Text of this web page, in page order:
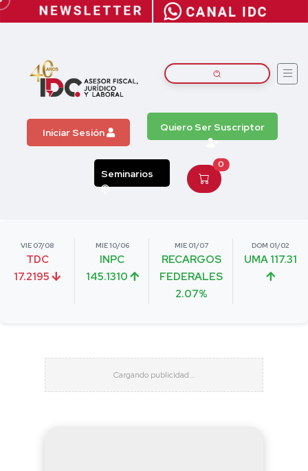
Iniciar Sesión Quiero Ser Suscriptor
Seminarios
0
VIE 07/08
TDC
17.2195
MIE 10/06
INPC
145.1310
MIE 01/07
RECARGOS
FEDERALES
2.07%
DOM 01/02
UMA 117.31